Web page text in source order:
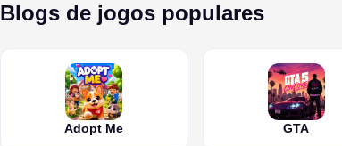
Blogs de jogos populares
Adopt Me GTA